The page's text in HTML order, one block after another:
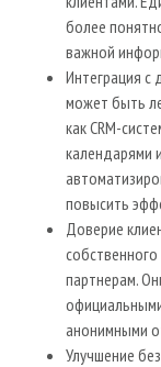
более
важной
Интеграция с
может быть
как CRM-
календарями
повысить
Доверие
партнерам.
анонимными
Улучшение